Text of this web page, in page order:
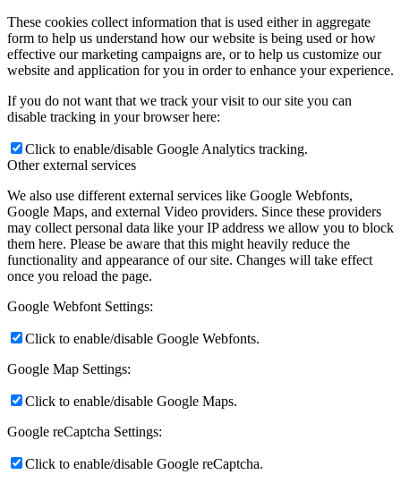
These cookies collect information that is used either in aggregate
form to help us understand how our website is being used or how
effective our marketing campaigns are, or to help us customize our
website and application for you in order to enhance your experience.
If you do not want that we track your visit to our site you can
disable tracking in your browser here:
Click to enable/disable Google Analytics tracking.
Other external services
We also use different external services like Google Webfonts,
Google Maps, and external Video providers. Since these providers
may collect personal data like your IP address we allow you to block
them here. Please be aware that this might heavily reduce the
functionality and appearance of our site. Changes will take effect
once you reload the page.
Google Webfont Settings:
Click to enable/disable Google Webfonts.
Google Map Settings:
Click to enable/disable Google Maps.
Google reCaptcha Settings:
Click to enable/disable Google reCaptcha.